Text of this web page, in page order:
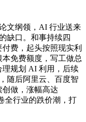
纲领，AI 行业送来
缺口。和事持续四
费，起头按照现实利
免费额度，写工做总
理规划 AI 利用，后续
随后阿里云、百度智
做，涨幅高达
全行业的跌价潮，打